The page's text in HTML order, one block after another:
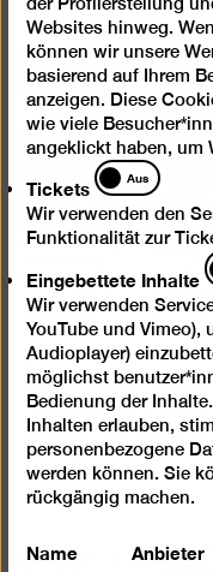
Stadtteilmütter
Exemplarisch für die
und ihrer
Kooperation mit
Kreuzberg.
Websites hinweg.
können wir unsere
basierend auf Ihrem
anzeigen. Diese
wie viele
angeklickt haben, um
Tickets
Tickets
Aus
Wir verwenden den
Funktionalität zur
Eingebettete Inhalte
Wir verwenden
YouTube und Vimeo),
Audioplayer)
möglichst
Bedienung der
Inhalten erlauben,
personenbezogene
werden können. Sie
rückgängig machen.
Name Anbieter